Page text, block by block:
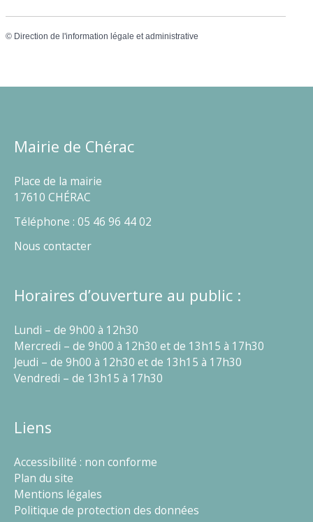
© Direction de l'information légale et administrative
Mairie de Chérac
Place de la mairie
17610 CHÉRAC
Téléphone : 05 46 96 44 02
Nous contacter
Horaires d’ouverture au public :
Lundi – de 9h00 à 12h30
Mercredi – de 9h00 à 12h30 et de 13h15 à 17h30
Jeudi – de 9h00 à 12h30 et de 13h15 à 17h30
Vendredi – de 13h15 à 17h30
Liens
Accessibilité : non conforme
Plan du site
Mentions légales
Politique de protection des données